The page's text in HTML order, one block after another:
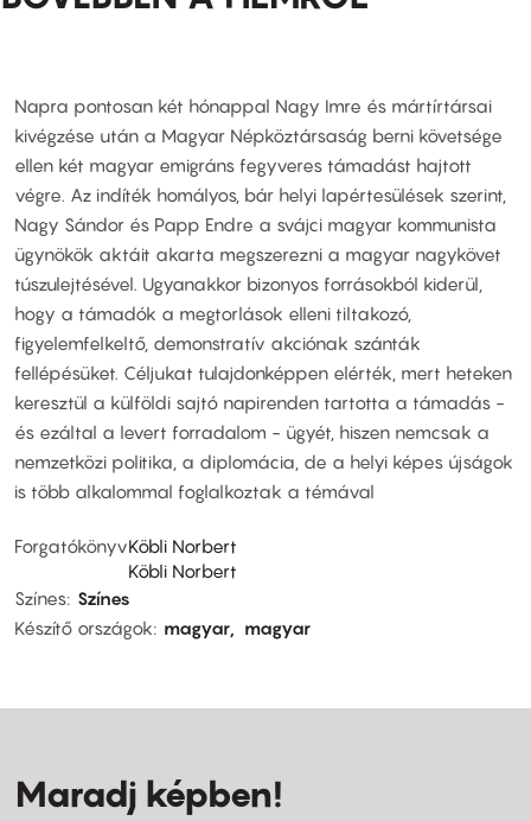
Napra pontosan két hónappal Nagy Imre és mártírtársai
kivégzése után a Magyar Népköztársaság berni követsége
ellen két magyar emigráns fegyveres támadást hajtott
végre. Az indíték homályos, bár helyi lapértesülések szerint,
Nagy Sándor és Papp Endre a svájci magyar kommunista
ügynökök aktáit akarta megszerezni a magyar nagykövet
túszulejtésével. Ugyanakkor bizonyos forrásokból kiderül,
hogy a támadók a megtorlások elleni tiltakozó,
figyelemfelkeltő, demonstratív akciónak szánták
fellépésüket. Céljukat tulajdonképpen elérték, mert heteken
keresztül a külföldi sajtó napirenden tartotta a támadás -
és ezáltal a levert forradalom - ügyét, hiszen nemcsak a
nemzetközi politika, a diplomácia, de a helyi képes újságok
is több alkalommal foglalkoztak a témával
ForgatókönyvKöbli Norbert
Köbli Norbert
Színes Színes
Készítő országok
magyar magyar
Maradj képben!